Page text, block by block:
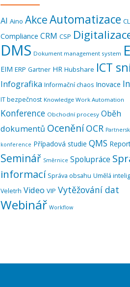
AI Aino AkceAutomatizace
Compliance CRM CSP
DMS Dokument management system
EIM ERP Gartner HR Hubshare ICT
Infografika Informační chaos Inovace
IT bezpečnost Knowledge Work Automation
Konference Obchodní procesy Oběh
dokumentů Ocenění OCR
konference Případová studie QMS
Seminář Směrnice Spolupráce
informací Správa obsahu Umělá
Veletrh Video VIP Vytěžování dat
Webinář Workflow